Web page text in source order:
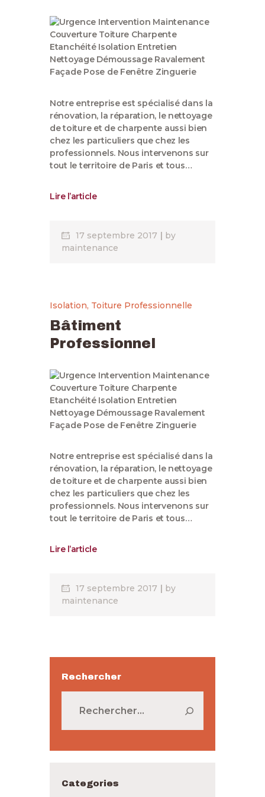
Notre entreprise est spécialisé dans la
rénovation, la réparation, le nettoyage
de toiture et de charpente aussi bien
chez les particuliers que chez les
professionnels. Nous intervenons sur
tout le territoire de Paris et tous…
Lire l’article
17 septembre 2017
by
maintenance
Isolation, Toiture Professionnelle
Bâtiment
Professionnel
Notre entreprise est spécialisé dans la
rénovation, la réparation, le nettoyage
de toiture et de charpente aussi bien
chez les particuliers que chez les
professionnels. Nous intervenons sur
tout le territoire de Paris et tous…
Lire l’article
17 septembre 2017
by
maintenance
Rechercher
Categories